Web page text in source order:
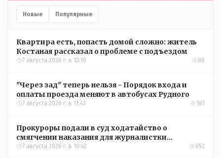
Новые Популярные
Квартира есть, попасть домой сложно: житель
Костаная рассказал о проблеме с подъездом
7 августа 2026 г. в 13:10 88
"Через зад" теперь нельзя - Порядок входа и
оплаты проезда меняют в автобусах Рудного
7 августа 2026 г. в 11:43 181
Прокуроры подали в суд ходатайство о
смягчении наказания для журналистки
Александры Алёховой
7 августа 2026 г. в 10:42 652